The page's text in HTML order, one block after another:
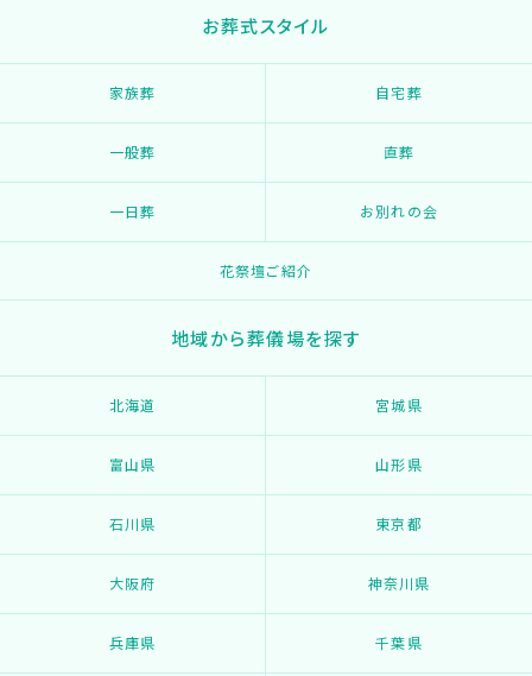
お葬式スタイル
家族葬 自宅葬
一般葬 直葬
一日葬 お別れの会
花祭壇ご紹介
地域から葬儀場を探す
北海道 宮城県
富山県 山形県
石川県 東京都
大阪府 神奈川県
兵庫県 千葉県